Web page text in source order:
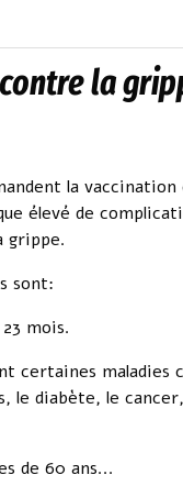
la
la
élevé de
grippe.
sont:
mois.
certaines maladies
le diabète, le
de 60 ans...